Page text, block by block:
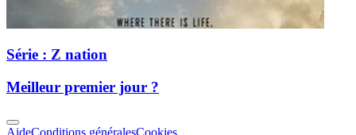
Série : Z nation
Meilleur premier jour ?
AideConditions généralesCookies